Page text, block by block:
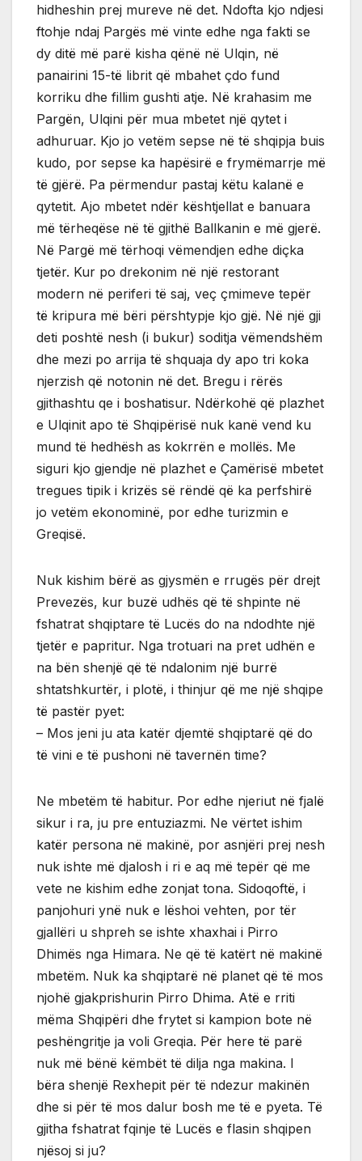
hidheshin prej mureve në det. Ndofta kjo ndjesi
ftohje ndaj Pargës më vinte edhe nga fakti se
dy ditë më parë kisha qënë në Ulqin, në
panairini 15-të librit që mbahet çdo fund
korriku dhe fillim gushti atje. Në krahasim me
Pargën, Ulqini për mua mbetet një qytet i
adhuruar. Kjo jo vetëm sepse në të shqipja buis
kudo, por sepse ka hapësirë e frymëmarrje më
të gjërë. Pa përmendur pastaj këtu kalanë e
qytetit. Ajo mbetet ndër kështjellat e banuara
më tërheqëse në të gjithë Ballkanin e më gjerë.
Në Pargë më tërhoqi vëmendjen edhe diçka
tjetër. Kur po drekonim në një restorant
modern në periferi të saj, veç çmimeve tepër
të kripura më bëri përshtypje kjo gjë. Në një gji
deti poshtë nesh (i bukur) soditja vëmendshëm
dhe mezi po arrija të shquaja dy apo tri koka
njerzish që notonin në det. Bregu i rërës
gjithashtu qe i boshatisur. Ndërkohë që plazhet
e Ulqinit apo të Shqipërisë nuk kanë vend ku
mund të hedhësh as kokrrën e mollës. Me
siguri kjo gjendje në plazhet e Çamërisë mbetet
tregues tipik i krizës së rëndë që ka perfshirë
jo vetëm ekonominë, por edhe turizmin e
Greqisë.
Nuk kishim bërë as gjysmën e rrugës për drejt
Prevezës, kur buzë udhës që të shpinte në
fshatrat shqiptare të Lucës do na ndodhte një
tjetër e papritur. Nga trotuari na pret udhën e
na bën shenjë që të ndalonim një burrë
shtatshkurtër, i plotë, i thinjur që me një shqipe
të pastër pyet:
– Mos jeni ju ata katër djemtë shqiptarë që do
të vini e të pushoni në tavernën time?
Ne mbetëm të habitur. Por edhe njeriut në fjalë
sikur i ra, ju pre entuziazmi. Ne vërtet ishim
katër persona në makinë, por asnjëri prej nesh
nuk ishte më djalosh i ri e aq më tepër që me
vete ne kishim edhe zonjat tona. Sidoqoftë, i
panjohuri ynë nuk e lëshoi vehten, por tër
gjallëri u shpreh se ishte xhaxhai i Pirro
Dhimës nga Himara. Ne që të katërt në makinë
mbetëm. Nuk ka shqiptarë në planet që të mos
njohë gjakprishurin Pirro Dhima. Atë e rriti
mëma Shqipëri dhe frytet si kampion bote në
peshëngritje ja voli Greqia. Për here të parë
nuk më bënë këmbët të dilja nga makina. I
bëra shenjë Rexhepit për të ndezur makinën
dhe si për të mos dalur bosh me të e pyeta. Të
gjitha fshatrat fqinje të Lucës e flasin shqipen
njësoj si ju?